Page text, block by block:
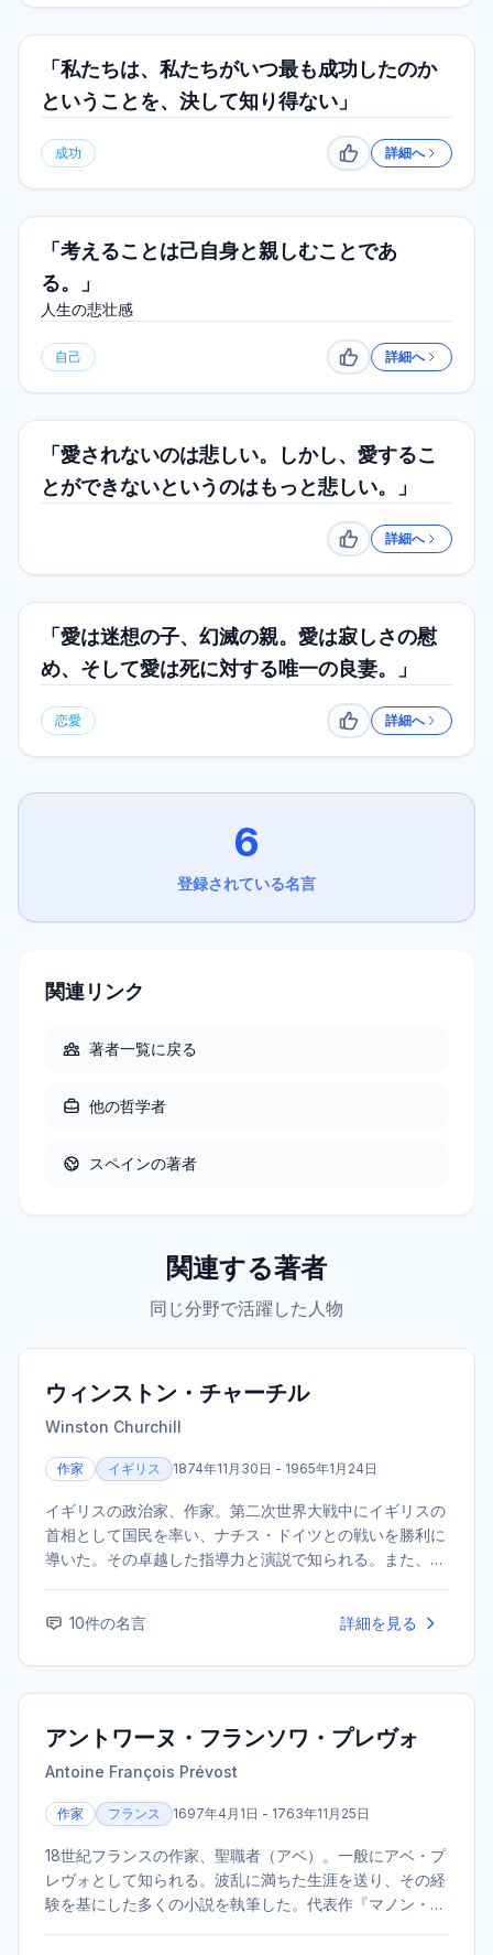
「私たちは、私たちがいつ最も成功したのか
ということを、決して知り得ない」
成功 いいね詳細へ
「考えることは己自身と親しむことであ
る。」
人生の悲壮感
自己 いいね詳細へ
「愛されないのは悲しい。しかし、愛するこ
とができないというのはもっと悲しい。」
いいね詳細へ
「愛は迷想の子、幻滅の親。愛は寂しさの慰
め、そして愛は死に対する唯一の良妻。」
恋愛 いいね詳細へ
6
登録されている名言
関連リンク
著者一覧に戻る
他の哲学者
スペインの著者
関連する著者
同じ分野で活躍した人物
ウィンストン・チャーチル
Winston Churchill
作家 イギリス 1874年11月30日 - 1965年1月24日
イギリスの政治家、作家。第二次世界大戦中にイギリスの
首相として国民を率い、ナチス・ドイツとの戦いを勝利に
導いた。その卓越した指導力と演説で知られる。また、優
10件の名言 詳細を見る
アントワーヌ・フランソワ・プレヴォ
Antoine François Prévost
作家 フランス 1697年4月1日 - 1763年11月25日
18世紀フランスの作家、聖職者（アベ）。一般にアベ・プ
レヴォとして知られる。波乱に満ちた生涯を送り、その経
験を基にした多くの小説を執筆した。代表作『マノン・レ